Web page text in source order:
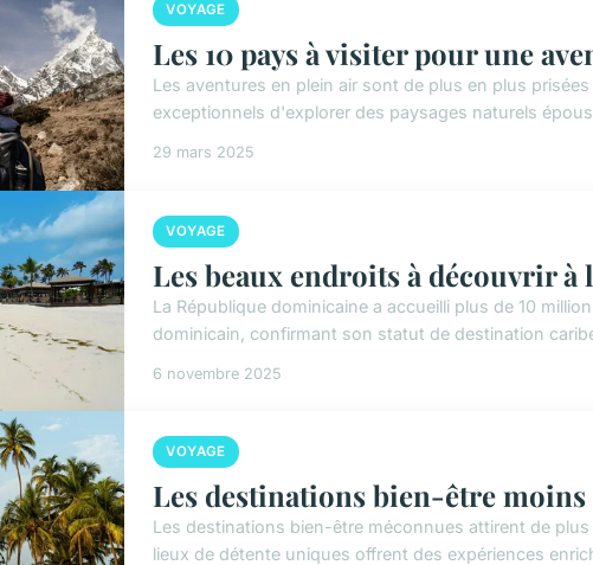
VOYAGE
Les 10 pays à visiter pour une
Les aventures en plein air sont de plus en plus
exceptionnels d'explorer des paysages naturels
29 mars 2025
VOYAGE
Les beaux endroits à découvrir
La République dominicaine a accueilli plus de 10
dominicain, confirmant son statut de destination
6 novembre 2025
VOYAGE
Les destinations bien-être
Les destinations bien-être méconnues attirent de
lieux de détente uniques offrent des expériences